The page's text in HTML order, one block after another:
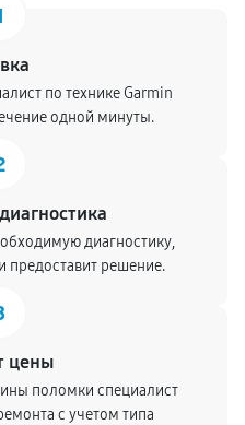
по технике Garmin
одной минуты.
диагностику,
предоставит решение.
цены
поломки специалист
с учетом типа